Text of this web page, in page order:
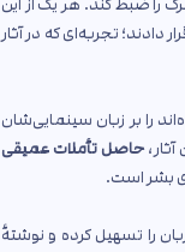
را ضبط کند. هر یک از این
دادند؛ تجربه‌ای که در آثار
را بر زبان سینمایی‌شان
حاصل تأملات عمیقی
بشر است.
را تسهیل کرده و نوشتهٔ